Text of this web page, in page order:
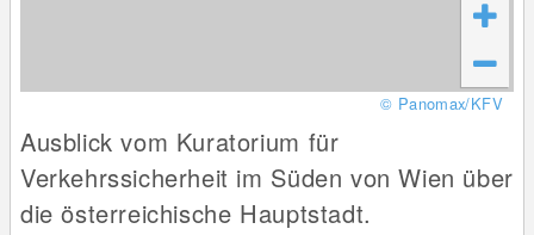
© Panomax/KFV
Ausblick vom Kuratorium für
Verkehrssicherheit im Süden von Wien über
die österreichische Hauptstadt.